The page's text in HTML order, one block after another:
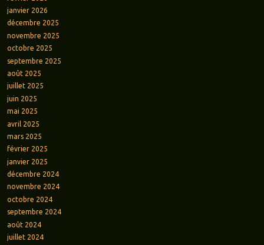
janvier 2026
décembre 2025
novembre 2025
octobre 2025
septembre 2025
août 2025
juillet 2025
juin 2025
mai 2025
avril 2025
mars 2025
février 2025
janvier 2025
décembre 2024
novembre 2024
octobre 2024
septembre 2024
août 2024
juillet 2024